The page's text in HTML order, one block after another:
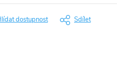
dostupnost Sdílet